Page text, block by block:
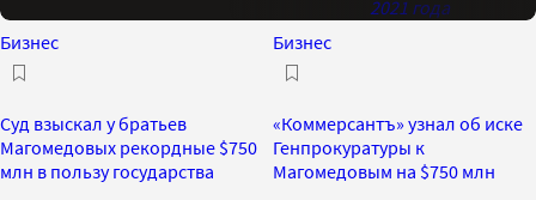
2021 года
Бизнес
Суд взыскал у братьев
Магомедовых рекордные $750
млн в пользу государства
Бизнес
«Коммерсантъ» узнал об иске
Генпрокуратуры к
Магомедовым на $750 млн